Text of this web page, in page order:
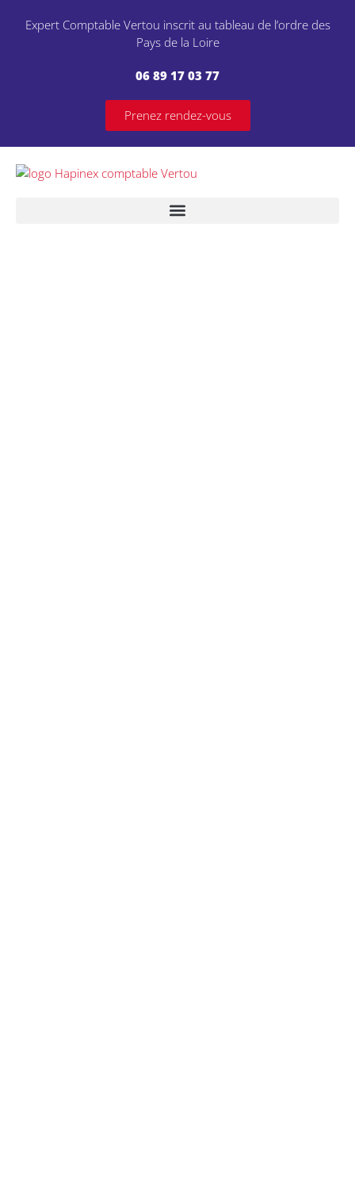
Expert Comptable Vertou inscrit au tableau de l’ordre des
Pays de la Loire
06 89 17 03 77
Prenez rendez-vous